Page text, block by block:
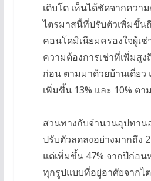
เติบโต เห็นได้ชัดจากควา
ไตรมาสนี้ที่ปรับตัวเพิ่มขึ้น
คอนโดมิเนียมครองใจผู้เ
ความต้องการเช่าที่เพิ่มสูง
ก่อน ตามมาด้วยบ้านเดี่ยว
เพิ่มขึ้น 13% และ 10% ตา
สวนทางกับจำนวนอุปทาน
ปรับตัวลดลงอย่างมากถึง
แต่เพิ่มขึ้น 47% จากปีก่อ
ทุกรูปแบบที่อยู่อาศัยจากไ